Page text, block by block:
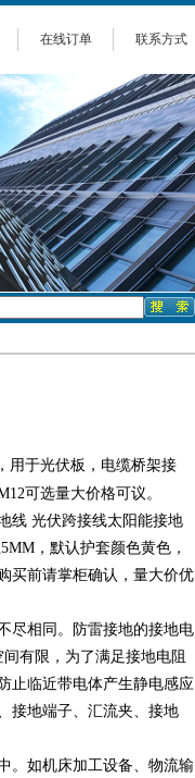
在线订单 联系方式
用于光伏板，电缆桥架接
可选量大价格可议。
线 光伏跨接线太阳能接地
，默认护套颜色黄色，
买前请掌柜确认，量大价优
相同。防雷接地的接地电
有限，为了满足接地电阻
止临近带电体产生静电感应
接地端子、汇流夹、接地
如机床加工设备、物流输